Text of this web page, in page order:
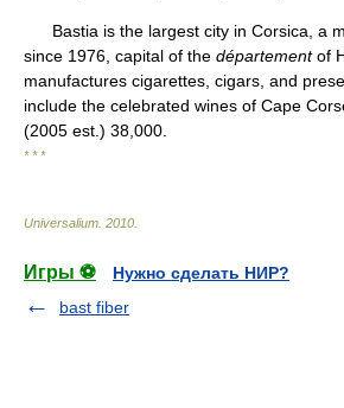
Bastia is the largest city in Corsica, a
since 1976, capital of the départementof
manufactures cigarettes, cigars, and
include the celebrated wines of Cape
(2005 est.) 38,000.
* * *
Universalium 2010
Игры ⚽
Нужно сделать НИР?
bast fiber